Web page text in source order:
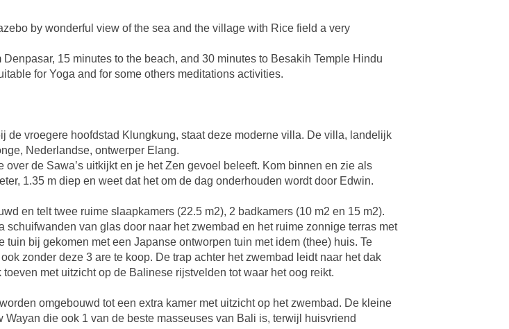
by wonderful view of the sea and the village with Rice field a very
15 minutes to the beach, and 30 minutes to Besakih Temple Hindu
for Yoga and for some others meditations activities.
de vroegere hoofdstad Klungkung, staat deze moderne villa. De villa, landelijk
Nederlandse, ontwerper Elang.
de Sawa’s uitkijkt en je het Zen gevoel beleeft. Kom binnen en zie als
1.35 m diep en weet dat het om de dag onderhouden wordt door Edwin.
en telt twee ruime slaapkamers (22.5 m2), 2 badkamers (10 m2 en 15 m2).
van glas door naar het zwembad en het ruime zonnige terras met
bij gekomen met een Japanse ontworpen tuin met idem (thee) huis. Te
zonder deze 3 are te koop. De trap achter het zwembad leidt naar het dak
met uitzicht op de Balinese rijstvelden tot waar het oog reikt.
omgebouwd tot een extra kamer met uitzicht op het zwembad. De kleine
die ook 1 van de beste masseuses van Bali is, terwijl huisvriend